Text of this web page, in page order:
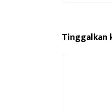
Tinggalkan